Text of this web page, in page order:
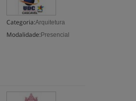
Categoria:Arquitetura
Modalidade: Presencial